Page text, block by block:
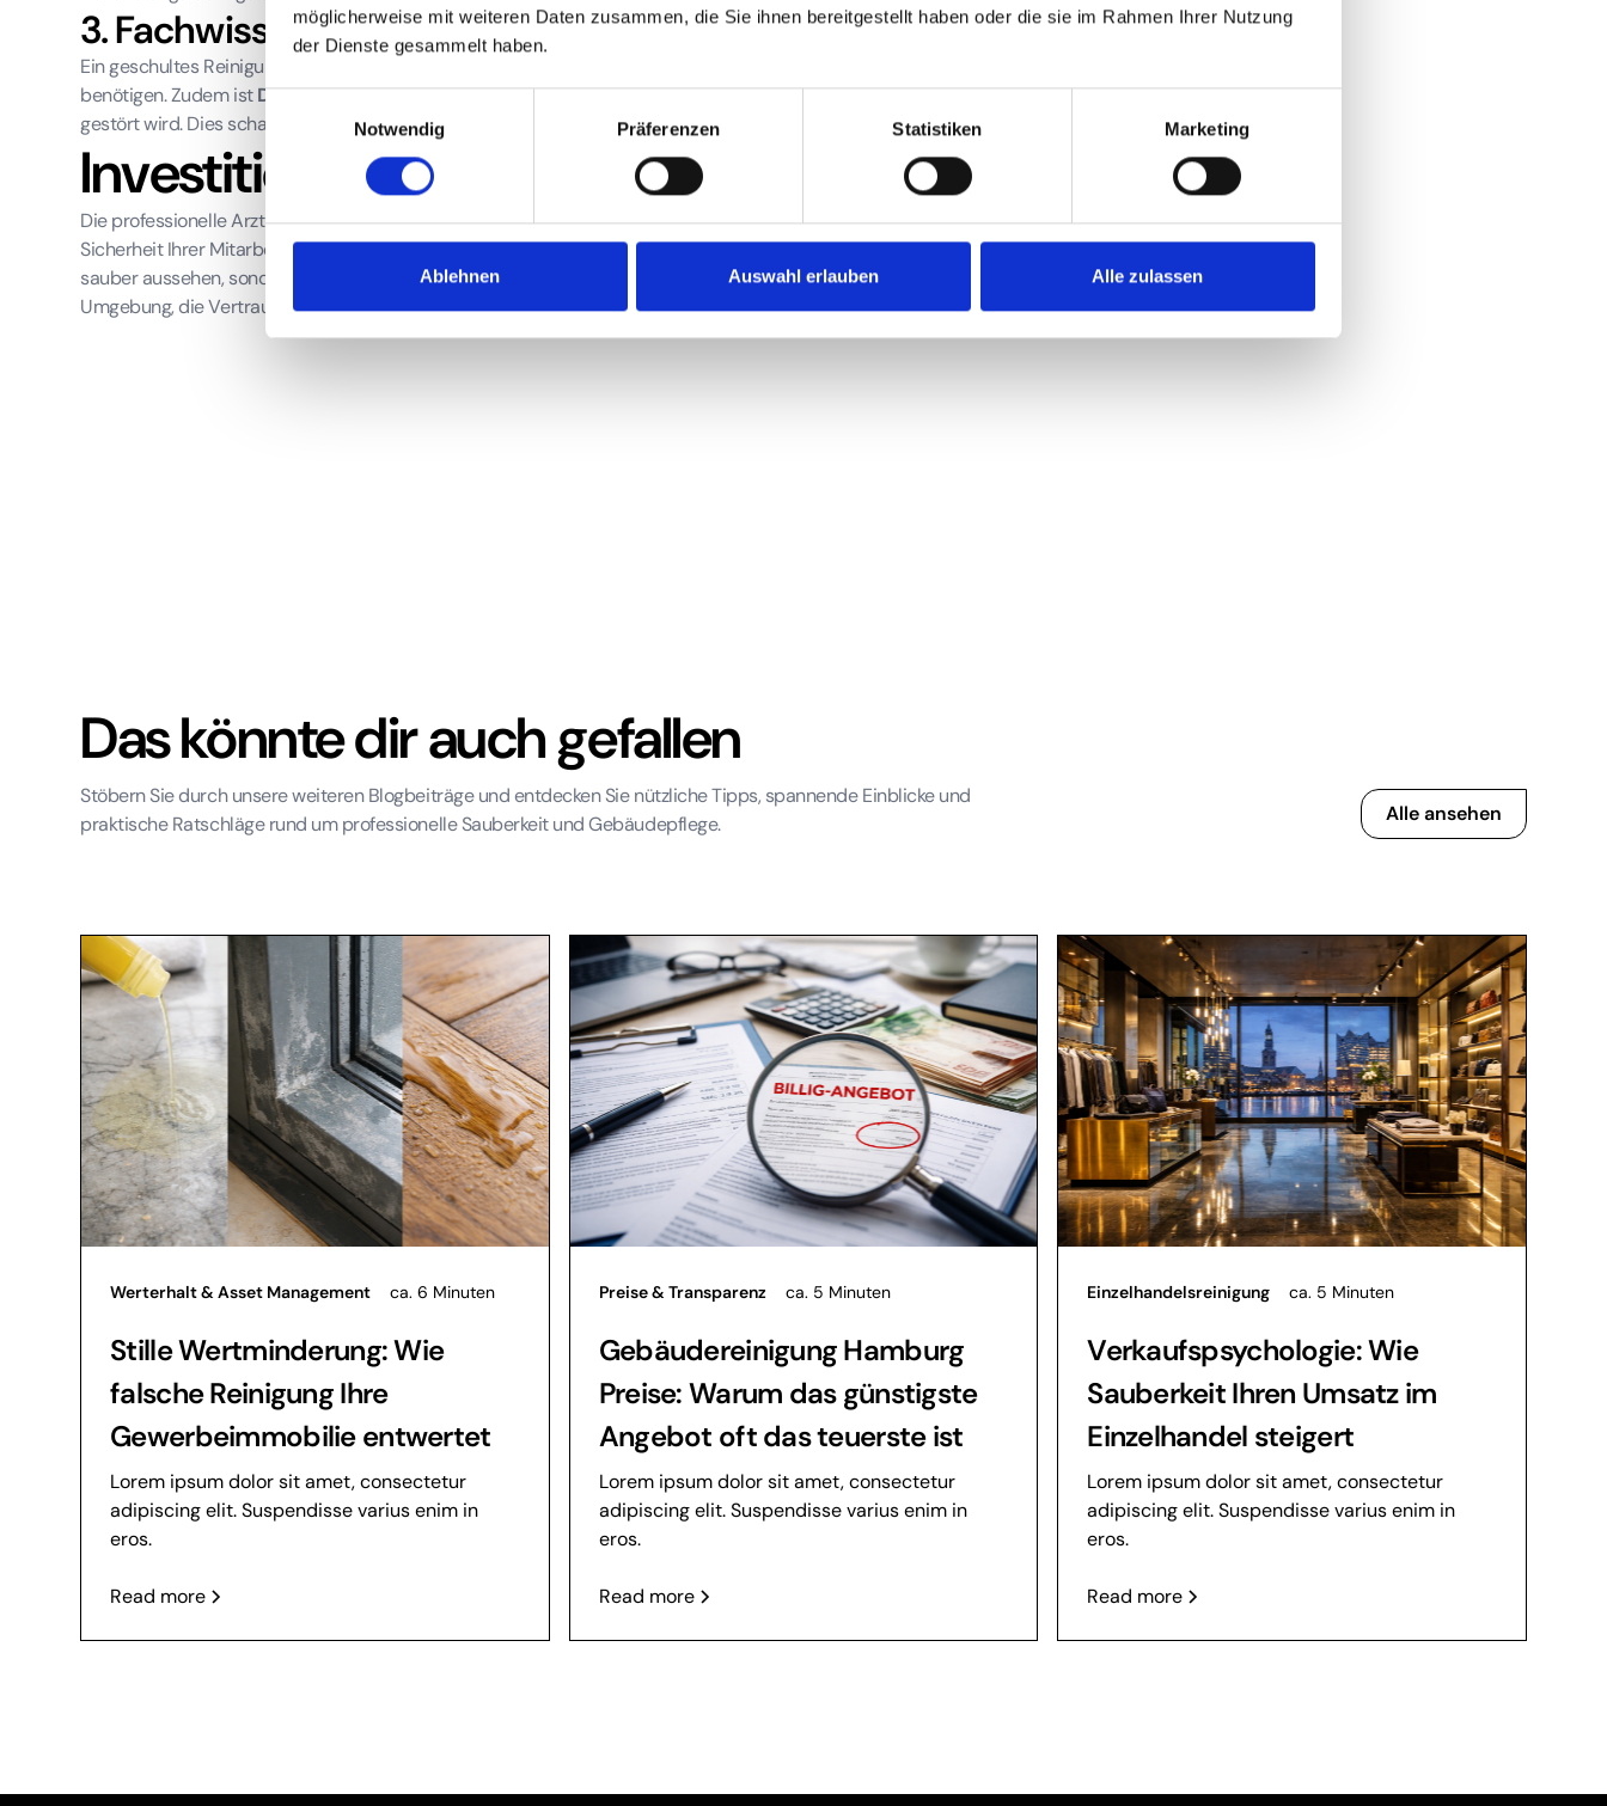
möglicherweise mit weiteren Daten zusammen, die Sie ihnen bereitgestellt haben oder die sie im Rahmen Ihrer Nutzung
der Dienste gesammelt haben.
Einwilligungsauswahl
Notwendig
Präferenzen Statistiken Marketing
Ablehnen Auswahl erlauben Alle zulassen
3. Fachwissen und Diskretion
Ein geschultes Reinigungsteam weiß, welche Materialien und Oberflächen in einer Praxis spezielle Pflege
benötigen. Zudem istDiskretiondas A und O. Die Arbeit wird so organisiert, dass der Praxisbetrieb nicht
gestört wird. Dies schafft eine ruhige und professionelle Atmosphäre für Patienten.
Investition in Vertrauen und Sicherheit
Die professionelle Arztpraxisreinigung in Hamburg ist eine Investition in die Gesundheit Ihrer Patienten, die
Sicherheit Ihrer Mitarbeiter und den Ruf Ihrer Praxis. Sie sorgt dafür, dass Ihre Räume nicht nur makellos
sauber aussehen, sondern auch den höchsten hygienischen Standards entsprechen. So schaffen Sie eine
Umgebung, die Vertrauen schafft – bei jedem einzelnen Patienten.
Das könnte dir auch gefallen
Stöbern Sie durch unsere weiteren Blogbeiträge und entdecken Sie nützliche Tipps, spannende Einblicke und
praktische Ratschläge rund um professionelle Sauberkeit und Gebäudepflege.
Alle ansehen
Werterhalt & Asset Management ca. 6 Minuten
Stille Wertminderung: Wie
falsche Reinigung Ihre
Gewerbeimmobilie entwertet
Lorem ipsum dolor sit amet, consectetur
adipiscing elit. Suspendisse varius enim in
eros.
Read more
Preise & Transparenz ca. 5 Minuten
Gebäudereinigung Hamburg
Preise: Warum das günstigste
Angebot oft das teuerste ist
Lorem ipsum dolor sit amet, consectetur
adipiscing elit. Suspendisse varius enim in
eros.
Read more
Einzelhandelsreinigung ca. 5 Minuten
Verkaufspsychologie: Wie
Sauberkeit Ihren Umsatz im
Einzelhandel steigert
Lorem ipsum dolor sit amet, consectetur
adipiscing elit. Suspendisse varius enim in
eros.
Read more